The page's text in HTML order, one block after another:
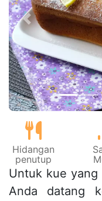
Sebelumnya
Hidangan
penutup
Untuk kue yang
Anda datang